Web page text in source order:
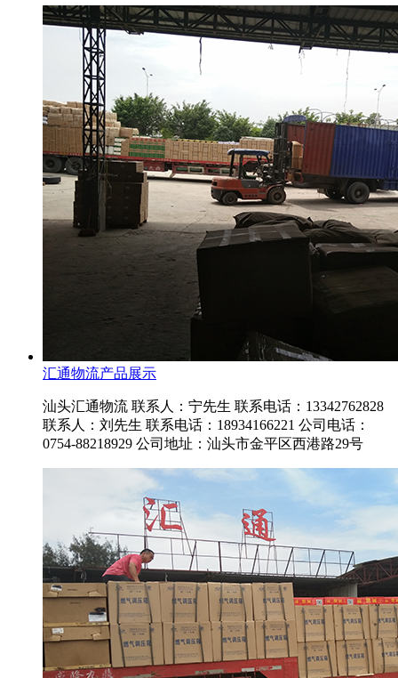
汇通物流产品展示
汕头汇通物流 联系人：宁先生 联系电话：13342762828
联系人：刘先生 联系电话：18934166221 公司电话：
0754-88218929 公司地址：汕头市金平区西港路29号